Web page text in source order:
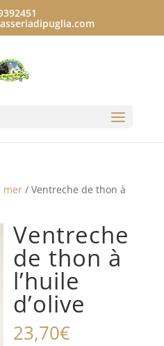
mer/ Ventreche de thon à
Ventreche
de thon à
l’huile
d’olive
23,70€